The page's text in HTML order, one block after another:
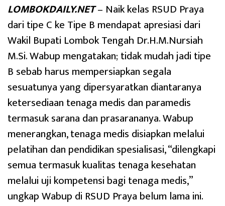
LOMBOKDAILY.NET– Naik kelas RSUD Praya
dari tipe C ke Tipe B mendapat apresiasi dari
Wakil Bupati Lombok Tengah Dr.H.M.Nursiah
M.Si. Wabup mengatakan; tidak mudah jadi tipe
B sebab harus mempersiapkan segala
sesuatunya yang dipersyaratkan diantaranya
ketersediaan tenaga medis dan paramedis
termasuk sarana dan prasarananya. Wabup
menerangkan, tenaga medis disiapkan melalui
pelatihan dan pendidikan spesialisasi, “dilengkapi
semua termasuk kualitas tenaga kesehatan
melalui uji kompetensi bagi tenaga medis,”
ungkap Wabup di RSUD Praya belum lama ini.